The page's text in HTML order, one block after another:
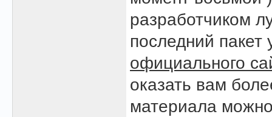
разработчиком
последний
официального
оказать вам
материала